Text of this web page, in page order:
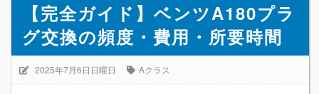
【完全ガイド】ベンツA180プラ
グ交換の頻度・費用・所要時間
2025年7月6日日曜日 Aクラス